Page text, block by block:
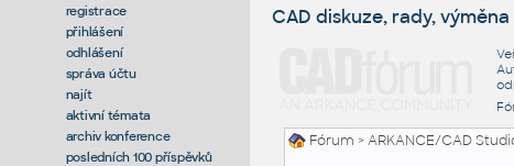
registrace
přihlášení
odhlášení
správa účtu
najít
aktivní témata
archiv konference
posledních 100 příspěvků
CAD diskuze, rady,
Fórum >ARKANCE/CAD